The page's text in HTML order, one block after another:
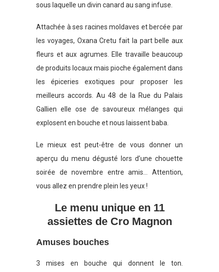
sous laquelle un divin canard au sang infuse.
Attachée à ses racines moldaves et bercée par
les voyages, Oxana Cretu fait la part belle aux
fleurs et aux agrumes. Elle travaille beaucoup
de produits locaux mais pioche également dans
les épiceries exotiques pour proposer les
meilleurs accords. Au 48 de la Rue du Palais
Gallien elle ose de savoureux mélanges qui
explosent en bouche et nous laissent baba.
Le mieux est peut-être de vous donner un
aperçu du menu dégusté lors d’une chouette
soirée de novembre entre amis… Attention,
vous allez en prendre plein les yeux !
Le menu unique en 11
assiettes de Cro Magnon
Amuses bouches
3 mises en bouche qui donnent le ton.